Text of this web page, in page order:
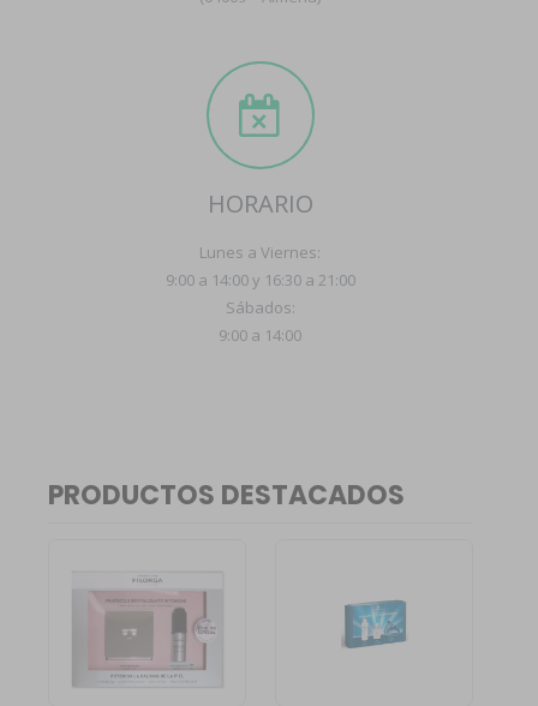
HORARIO
Lunes a Viernes:
9:00 a 14:00 y 16:30 a 21:00
Sábados:
9:00 a 14:00